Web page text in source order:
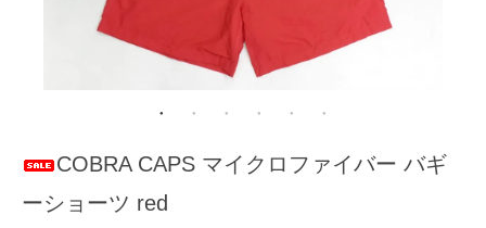
COBRA CAPS マイクロファイバー バギ
ーショーツ red